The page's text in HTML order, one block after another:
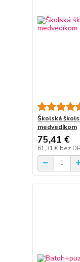
Školská
medvedíkom
75,41 €
61,31 € bez